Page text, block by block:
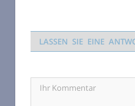
LASSEN SIE EINE